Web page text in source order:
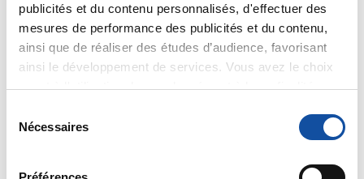
publicités et du contenu personnalisés, d'effectuer des
mesures de performance des publicités et du contenu,
ainsi que de réaliser des études d’audience, favorisant
ainsi le développement de services. Vous avez le choix
quant à l'utilisation de vos données et à leurs finalités.
tout moment en consultant la Déclaration relative aux
cookies ou en cliquant sur l'icône de confidentialité.
Nécessaires
Je vous remercie sincèrement du temps que vous
prenez pour me répondre ... et répondre à,
malheureusement, trop de personnes.
Bonne continuation.